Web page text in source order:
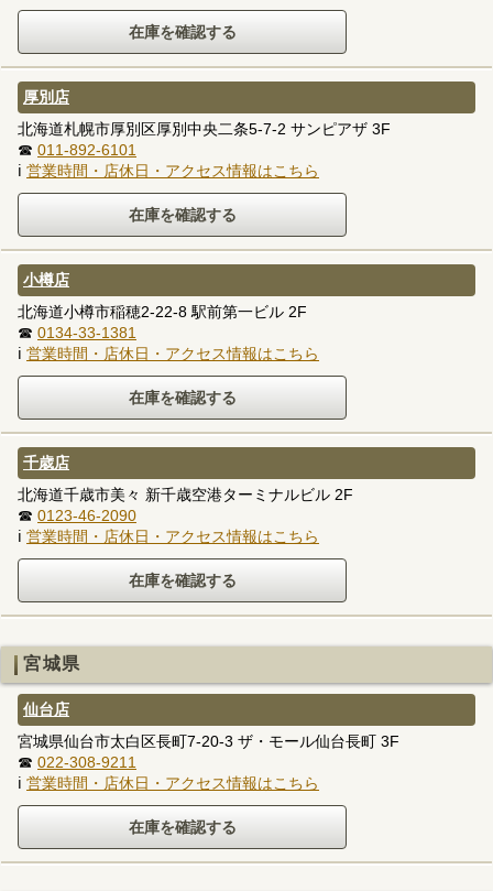
厚別店
北海道札幌市厚別区厚別中央二条5-7-2 サンピアザ 3F
☎ 011-892-6101
ℹ 営業時間・店休日・アクセス情報はこちら
小樽店
北海道小樽市稲穂2-22-8 駅前第一ビル 2F
☎ 0134-33-1381
ℹ 営業時間・店休日・アクセス情報はこちら
千歳店
北海道千歳市美々 新千歳空港ターミナルビル 2F
☎ 0123-46-2090
ℹ 営業時間・店休日・アクセス情報はこちら
宮城県
仙台店
宮城県仙台市太白区長町7-20-3 ザ・モール仙台長町 3F
☎ 022-308-9211
ℹ 営業時間・店休日・アクセス情報はこちら